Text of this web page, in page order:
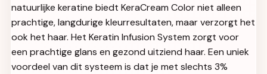
natuurlijke keratine biedt KeraCream Color niet alleen
prachtige, langdurige kleurresultaten, maar verzorgt het
ook het haar. Het Keratin Infusion System zorgt voor
een prachtige glans en gezond uitziend haar. Een uniek
voordeel van dit systeem is dat je met slechts 3%